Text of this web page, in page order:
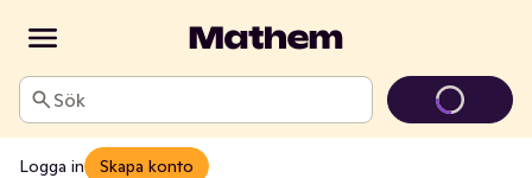
Sök
Logga in Skapa konto